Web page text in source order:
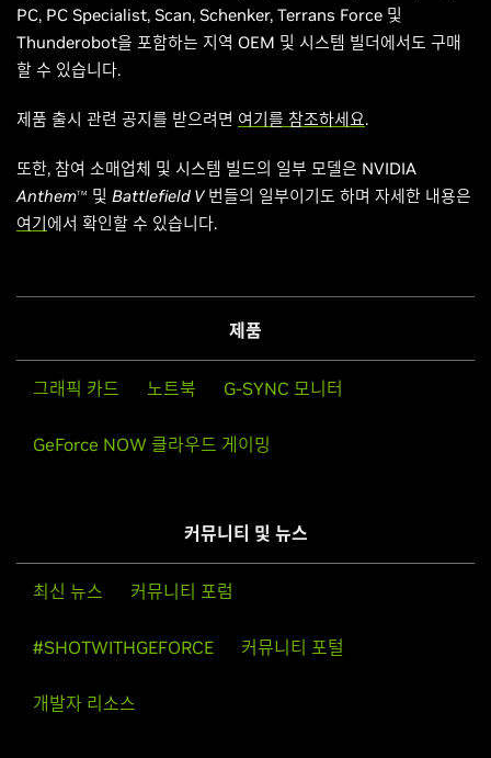
PC, PC Specialist, Scan, Schenker, Terrans Force 및
Thunderobot을 포함하는 지역 OEM 및 시스템 빌더에서도 구매
할 수 있습니다.
제품 출시 관련 공지를 받으려면 여기를 참조하세요.
또한, 참여 소매업체 및 시스템 빌드의 일부 모델은 NVIDIA
AnthemTM 및 Battlefield V번들의 일부이기도 하며 자세한 내용은
여기에서 확인할 수 있습니다.
제품
그래픽 카드 노트북 G-SYNC 모니터
GeForce NOW 클라우드 게이밍
커뮤니티 및 뉴스
최신 뉴스 커뮤니티 포럼
#SHOTWITHGEFORCE 커뮤니티 포털
개발자 리소스